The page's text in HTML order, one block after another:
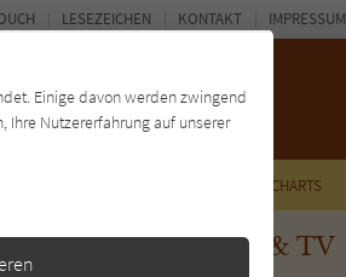
CHARTS
Magazin Kino & TV
LESEZEICHEN KONTAKT IMPRESSUM
Einige davon werden zwingend
Ihre Nutzererfahrung auf unserer